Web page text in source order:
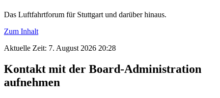
Das Luftfahrtforum für Stuttgart und darüber hinaus.
Zum Inhalt
Aktuelle Zeit: 7. August 2026 20:28
Kontakt mit der Board-Administration
aufnehmen